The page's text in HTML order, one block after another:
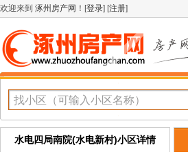
欢迎来到 涿州房产网 ！[登录] [注册]
水电四局南院(水电新村)小区详情